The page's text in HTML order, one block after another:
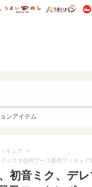
研 ディズニー特集
mimot. うまいめし う
ンアイテム
ギュア >
ッスマ合同ブース新作フィギュア
初音ミク、デ